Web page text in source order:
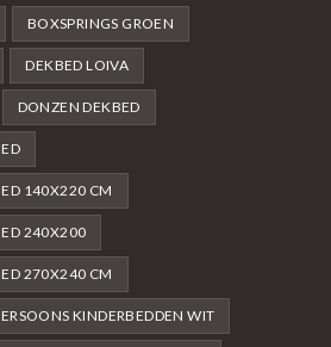
BOXSPRINGS GROEN
DEKBED LOIVA
DONZEN DEKBED
140X220 CM
240X200
270X240 CM
KINDERBEDDEN WIT